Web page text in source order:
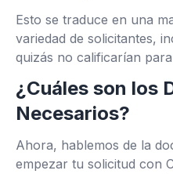
Esto se traduce en una
variedad de solicitantes,
quizás no calificarían
¿Cuáles son los
Necesarios?
Ahora, hablemos de la
empezar tu solicitud con